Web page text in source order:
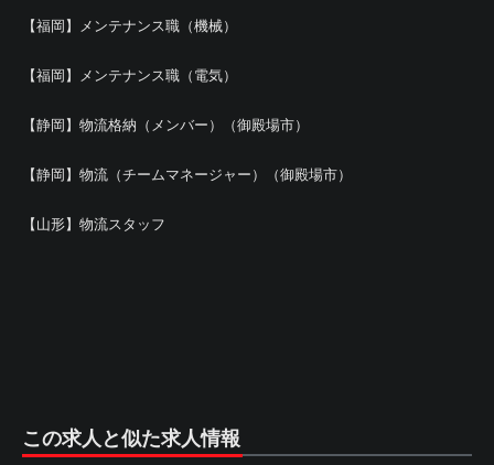
【福岡】メンテナンス職（機械）
【福岡】メンテナンス職（電気）
【静岡】物流格納（メンバー）（御殿場市）
【静岡】物流（チームマネージャー）（御殿場市）
【山形】物流スタッフ
この求人と似た求人情報